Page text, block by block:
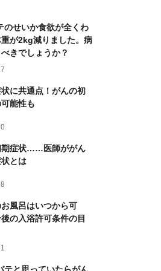
のせいか食欲が全くわ
が2kg減りました。病
きでしょうか？
に共通点！がんの初
能性も
期症状……医師ががん
とは
風呂はいつから可
の入浴許可条件の目